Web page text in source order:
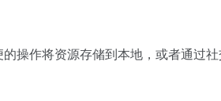
作将资源存储到本地，或者通过社